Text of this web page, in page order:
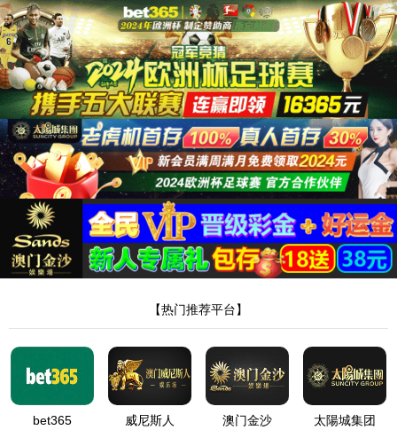
页面错误！请稍后再试～
ThinkPHPV8.0.3{ 十年磨一剑-为API开发设计的高性能框架 }
官方手册